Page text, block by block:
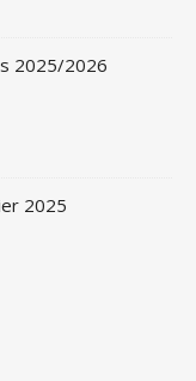
2025/2026
2025